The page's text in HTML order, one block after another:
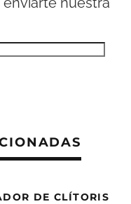
DE CLÍTORIS